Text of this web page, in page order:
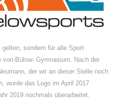
sondern für alle Sport
von-Bülow- Gymnasium. Nach der
der wir an dieser Stelle noch
wurde das Logo im April 2017
2019 nochmals überarbeitet.